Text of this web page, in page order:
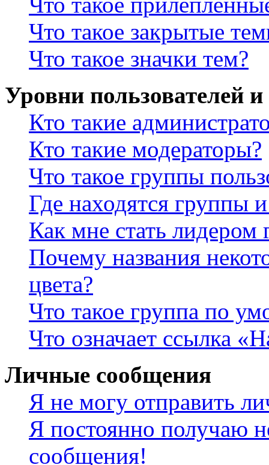
Что такое закрытые
Что такое значки тем?
Уровни пользователей
Кто такие
Кто такие модераторы?
Что такое группы
Где находятся группы
Как мне стать лидером
Почему названия
цвета?
Что такое группа по
Что означает ссылка
Личные сообщения
Я не могу отправить
Я постоянно получаю
сообщения!